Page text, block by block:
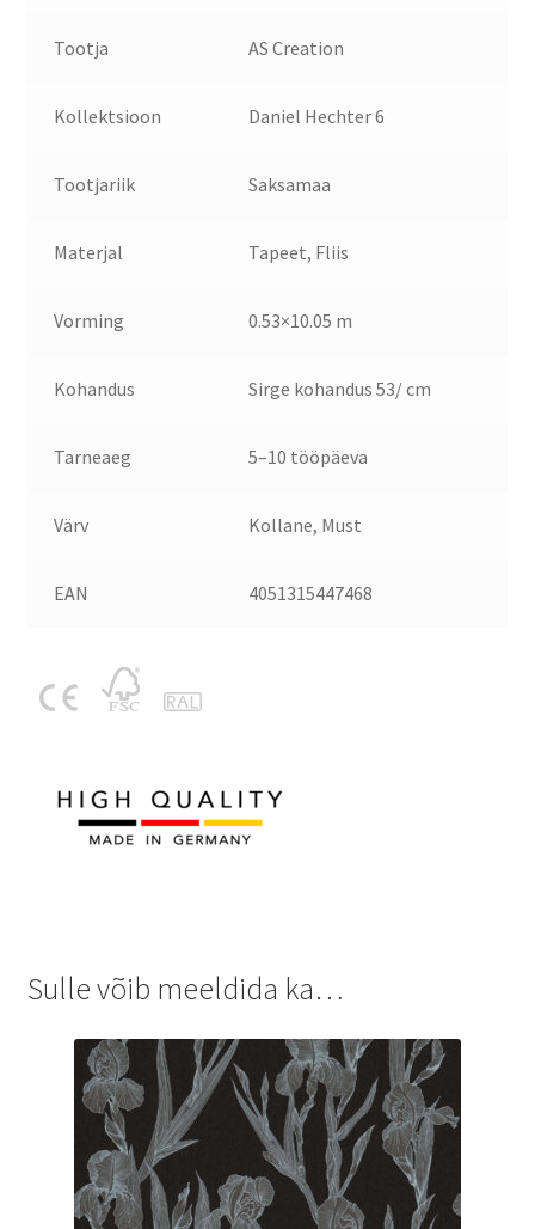
Tootja AS Creation
Kollektsioon Daniel Hechter 6
Tootjariik Saksamaa
Materjal Tapeet, Fliis
Vorming 0.53×10.05 m
Kohandus Sirge kohandus 53/ cm
Tarneaeg 5–10 tööpäeva
Värv Kollane, Must
EAN 4051315447468
Sulle võib meeldida ka…